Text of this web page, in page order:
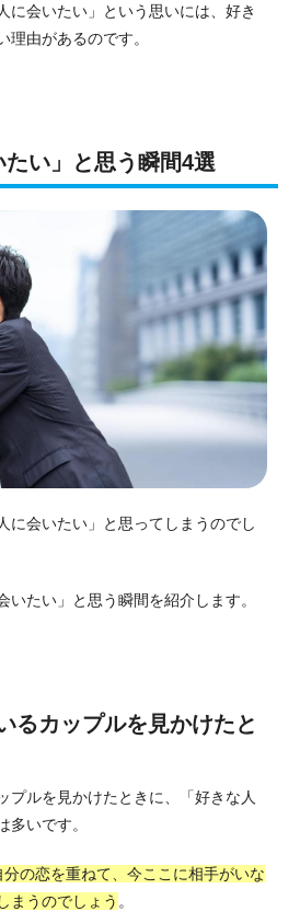
に会いたい」という思いには、好き
理由があるのです。
たい」と思う瞬間4選
に会いたい」と思ってしまうのでし
いたい」と思う瞬間を紹介します。
るカップルを見かけたと
プルを見かけたときに、「好きな人
多いです。
の恋を重ねて、今ここに相手がいな
まうのでしょう 。